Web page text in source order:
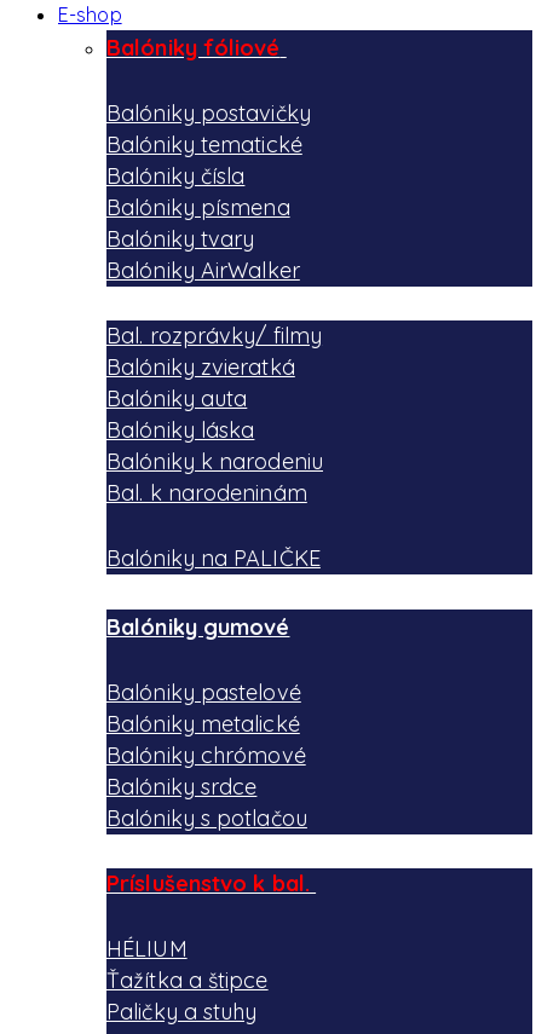
E-shop
Balóniky fóliové
Balóniky postavičky
Balóniky tematické
Balóniky čísla
Balóniky písmena
Balóniky tvary
Balóniky AirWalker
Bal. rozprávky/ filmy
Balóniky zvieratká
Balóniky auta
Balóniky láska
Balóniky k narodeniu
Bal. k narodeninám
Balóniky na PALIČKE
Balóniky gumové
Balóniky pastelové
Balóniky metalické
Balóniky chrómové
Balóniky srdce
Balóniky s potlačou
Príslušenstvo k bal.
HÉLIUM
Ťažítka a štipce
Paličky a stuhy